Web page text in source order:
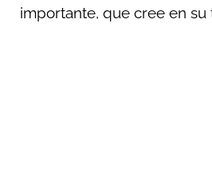
importante, que cree en su